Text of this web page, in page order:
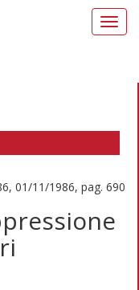
01/11/1986, pag. 690